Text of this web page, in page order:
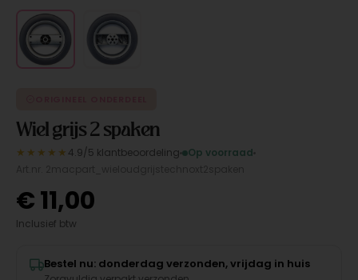
Wiel grijs 2 spaken
★★★★★ 4.9/5 klantbeoordeling
Op voorraad
€11,00
Inclusief btw
Bestel nu: donderdag verzonden, vrijdag in huis